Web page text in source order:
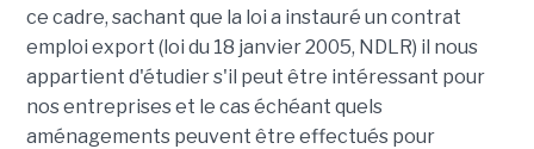
ce cadre, sachant que la loi a instauré un contrat
emploi export (loi du 18 janvier 2005, NDLR) il nous
appartient d'étudier s'il peut être intéressant pour
nos entreprises et le cas échéant quels
aménagements peuvent être effectués pour